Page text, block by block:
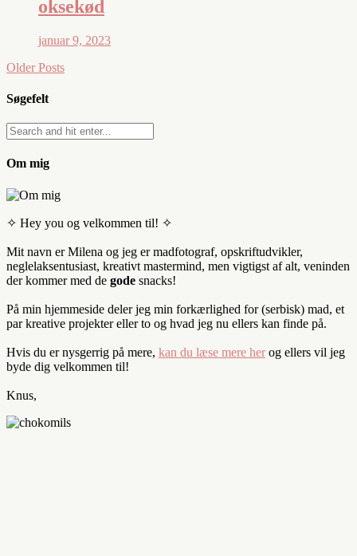
oksekød
januar 9, 2023
Older Posts
Søgefelt
Om mig
✧ Hey you og velkommen til! ✧
Mit navn er Milena og jeg er madfotograf, opskriftudvikler,
neglelaksentusiast, kreativt mastermind, men vigtigst af alt, veninden
der kommer med de gode snacks!
På min hjemmeside deler jeg min forkærlighed for (serbisk) mad, et
par kreative projekter eller to og hvad jeg nu ellers kan finde på.
Hvis du er nysgerrig på mere, kan du læse mere her og ellers vil jeg
byde dig velkommen til!
Knus,